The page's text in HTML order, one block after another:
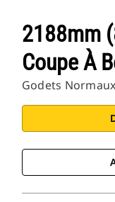
2188mm
Coupe À
Godets Normaux